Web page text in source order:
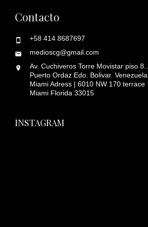
Contacto
+58 414 8687697
medioscg@gmail.com
Av. Cuchiveros Torre Movistar piso 8.
Puerto Ordaz Edo. Bolivar. Venezuela.
Miami Adress | 6010 NW 170 terrace
Miami Florida 33015
INSTAGRAM